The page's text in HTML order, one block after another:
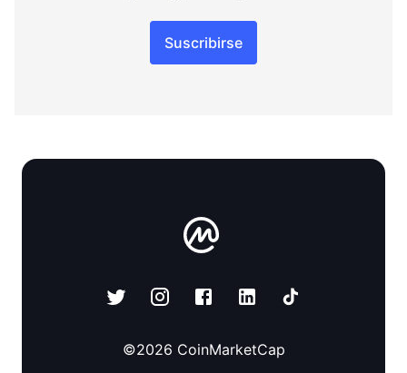
Suscribirse
©2026 CoinMarketCap